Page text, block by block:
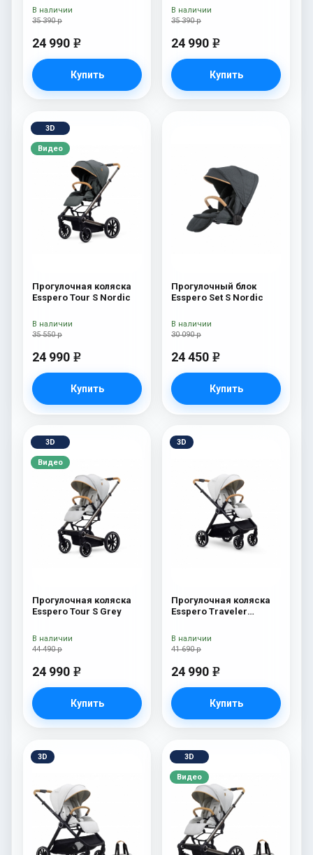
35 390 р
24 990 e
Купить
В наличии
35 390 р
24 990 e
Купить
В наличии
3D
Видео
Прогулочная коляска
Esspero Tour S Nordic
35 550 р
24 990 e
Купить
В наличии
Прогулочный блок
Esspero Set S Nordic
30 090 р
24 450 e
Купить
В наличии
3D
Видео
Прогулочная коляска
Esspero Tour S Grey
44 490 р
24 990 e
Купить
В наличии
3D
Прогулочная коляска
Esspero Traveler
41 690 р
24 990 e
Купить
В наличии
3D 3D
Видео